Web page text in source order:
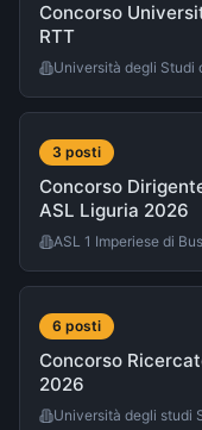
Concorso
RTT
Università degli Studi
3 posti
Concorso
ASL Liguria 2026
ASL 1 Imperiese di
6 posti
Concorso
2026
Università degli studi